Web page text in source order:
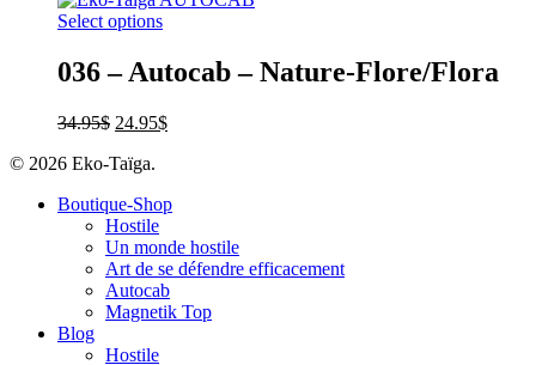
Select options
036 – Autocab – Nature-Flore/Flora
34.95$ 24.95$
© 2026 Eko-Taïga.
Boutique-Shop
Hostile
Un monde hostile
Art de se défendre efficacement
Autocab
Magnetik Top
Blog
Hostile